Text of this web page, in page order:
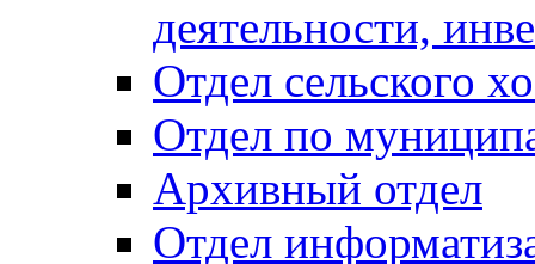
деятельности,
Отдел сельского
Отдел по
Архивный отдел
Отдел